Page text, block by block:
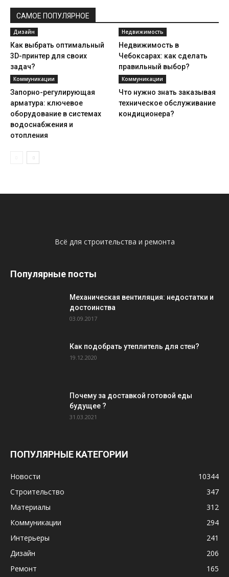
САМОЕ ПОПУЛЯРНОЕ
Дизайн
Как выбрать оптимальный
3D-принтер для своих
задач?
Недвижимость
Недвижимость в
Чебоксарах: как сделать
правильный выбор?
Коммуникации
Запорно-регулирующая
арматура: ключевое
оборудование в системах
водоснабжения и
отопления
Коммуникации
Что нужно знать заказывая
техническое обслуживание
кондиционера?
Всё для строительства и ремонта
Популярные посты
Механическая вентиляция: недостатки и
достоинства
03.09.2017
Как подобрать утеплитель для стен?
19.12.2020
Почему за доставкой готовой еды
будущее ?
31.03.2021
ПОПУЛЯРНЫЕ КАТЕГОРИИ
Новости
10344
Строительство
347
Материалы
312
Коммуникации
294
Интерьеры
241
Дизайн
206
Ремонт
165